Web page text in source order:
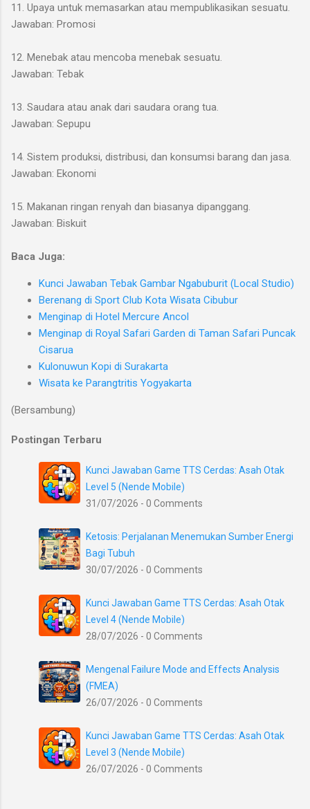
11. Upaya untuk memasarkan atau mempublikasikan sesuatu.
Jawaban: Promosi
12. Menebak atau mencoba menebak sesuatu.
Jawaban: Tebak
13. Saudara atau anak dari saudara orang tua.
Jawaban: Sepupu
14. Sistem produksi, distribusi, dan konsumsi barang dan jasa.
Jawaban: Ekonomi
15. Makanan ringan renyah dan biasanya dipanggang.
Jawaban: Biskuit
Baca Juga:
Kunci Jawaban Tebak Gambar Ngabuburit (Local Studio)
Berenang di Sport Club Kota Wisata Cibubur
Menginap di Hotel Mercure Ancol
Menginap di Royal Safari Garden di Taman Safari Puncak
Cisarua
Kulonuwun Kopi di Surakarta
Wisata ke Parangtritis Yogyakarta
(Bersambung)
Postingan Terbaru
Kunci Jawaban Game TTS Cerdas: Asah Otak
Level 5 (Nende Mobile)
31/07/2026 - 0 Comments
Ketosis: Perjalanan Menemukan Sumber Energi
Bagi Tubuh
30/07/2026 - 0 Comments
Kunci Jawaban Game TTS Cerdas: Asah Otak
Level 4 (Nende Mobile)
28/07/2026 - 0 Comments
Mengenal Failure Mode and Effects Analysis
(FMEA)
26/07/2026 - 0 Comments
Kunci Jawaban Game TTS Cerdas: Asah Otak
Level 3 (Nende Mobile)
26/07/2026 - 0 Comments